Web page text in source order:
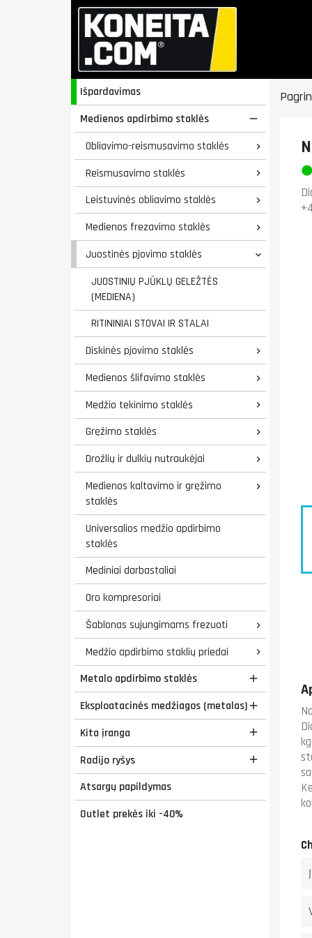
Išpardavimas
Medienos apdirbimo staklės

Obliavimo-reismusavimo staklės 
Reismusavimo staklės 
Leistuvinės obliavimo staklės 
Medienos frezavimo staklės 
Juostinės pjovimo staklės 
JUOSTINIŲ PJŪKLŲ GELEŽTĖS
(MEDIENA)
RITININIAI STOVAI IR STALAI
Diskinės pjovimo staklės

Medienos šlifavimo staklės 
Medžio tekinimo staklės 
Gręžimo staklės 
Drožlių ir dulkių nutraukėjai 
Medienos kaltavimo ir gręžimo
staklės

Universalios medžio apdirbimo
staklės
Mediniai darbastaliai
Oro kompresoriai
Šablonas sujungimams frezuoti

Medžio apdirbimo staklių priedai 
Metalo apdirbimo staklės 
Eksploatacinės medžiagos (metalas)
Kita įranga 
Radijo ryšys 
Atsargų papildymas
Outlet prekės iki -40%